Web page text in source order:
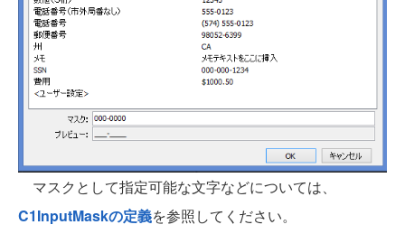
マスクとして指定可能な文字などについては、
C1InputMaskの定義を参照してください。